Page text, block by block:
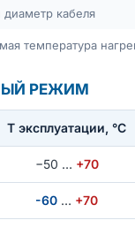
кабеля
температура
РЕЖИМ
T эксплуатации, °С
−50 … +70
-60 … +70